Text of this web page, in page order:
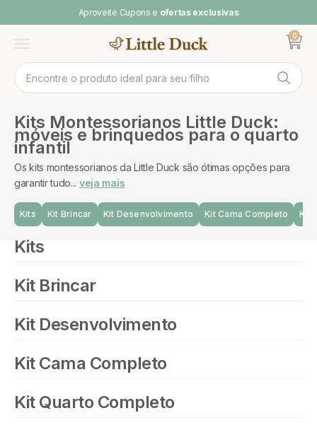
Aproveite Cupons e ofertas exclusivas
Abrir menu Abrir
0
Kits Montessorianos Little Duck:
móveis e brinquedos para o quarto
infantil
Os kits montessorianos da Little Duck são ótimas opções para
garantir tudo... veja mais
Kits Kit Brincar Kit Desenvolvimento Kit Cama Completo Kit
Kits
Kit Brincar
Kit Desenvolvimento
Kit Cama Completo
Kit Quarto Completo